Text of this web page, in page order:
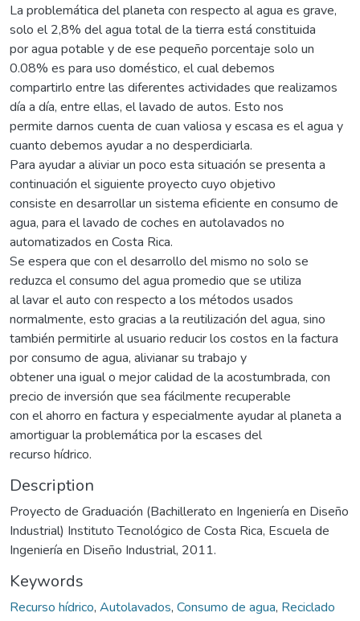
La problemática del planeta con respecto al agua es grave,
solo el 2,8% del agua total de la tierra está constituida
por agua potable y de ese pequeño porcentaje solo un
0.08% es para uso doméstico, el cual debemos
compartirlo entre las diferentes actividades que realizamos
día a día, entre ellas, el lavado de autos. Esto nos
permite darnos cuenta de cuan valiosa y escasa es el agua y
cuanto debemos ayudar a no desperdiciarla.
Para ayudar a aliviar un poco esta situación se presenta a
continuación el siguiente proyecto cuyo objetivo
consiste en desarrollar un sistema eficiente en consumo de
agua, para el lavado de coches en autolavados no
automatizados en Costa Rica.
Se espera que con el desarrollo del mismo no solo se
reduzca el consumo del agua promedio que se utiliza
al lavar el auto con respecto a los métodos usados
normalmente, esto gracias a la reutilización del agua, sino
también permitirle al usuario reducir los costos en la factura
por consumo de agua, alivianar su trabajo y
obtener una igual o mejor calidad de la acostumbrada, con
precio de inversión que sea fácilmente recuperable
con el ahorro en factura y especialmente ayudar al planeta a
amortiguar la problemática por la escases del
recurso hídrico.
Description
Proyecto de Graduación (Bachillerato en Ingeniería en Diseño
Industrial) Instituto Tecnológico de Costa Rica, Escuela de
Ingeniería en Diseño Industrial, 2011.
Keywords
Recurso hídrico, Autolavados, Consumo de agua, Reciclado